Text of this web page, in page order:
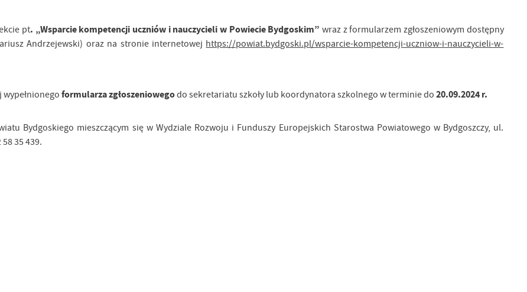
pt. „Wsparcie kompetencji uczniów i nauczycieli w Powiecie Bydgoskim” wraz z formularzem zgłoszeniowym dostępny
Andrzejewski) oraz na stronie internetowej https://powiat.bydgoski.pl/wsparcie-kompetencji-uczniow-i-nauczycieli-w-
formularza zgłoszeniowegodo sekretariatu szkoły lub koordynatora szkolnego w terminie do20.09.2024 r.
Bydgoskiego mieszczącym się w Wydziale Rozwoju i Funduszy Europejskich Starostwa Powiatowego w Bydgoszczy, ul.
35 439.